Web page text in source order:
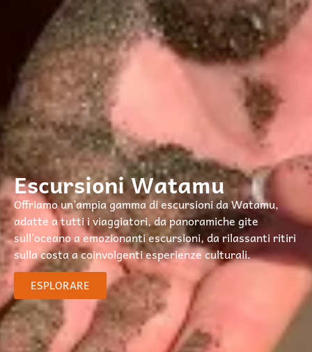
Escursioni Watamu
Offriamo un’ampia gamma di escursioni da Watamu,
adatte a tutti i viaggiatori, da panoramiche gite
sull’oceano a emozionanti escursioni, da rilassanti ritiri
sulla costa a coinvolgenti esperienze culturali.
ESPLORARE